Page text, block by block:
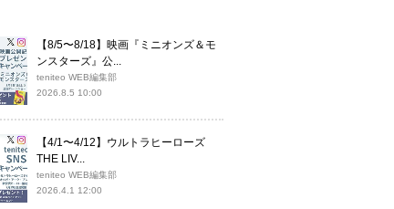
【8/5〜8/18】映画『ミニオンズ＆モ
ンスターズ』公...
teniteo WEB編集部
2026.8.5 10:00
【4/1〜4/12】ウルトラヒーローズ
THE LIV...
teniteo WEB編集部
2026.4.1 12:00